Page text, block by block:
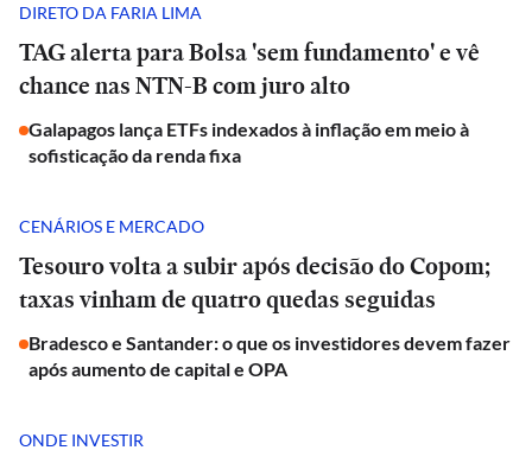
DIRETO DA FARIA LIMA
TAG alerta para Bolsa 'sem fundamento' e vê
chance nas NTN-B com juro alto
Galapagos lança ETFs indexados à inflação em meio à
sofisticação da renda fixa
CENÁRIOS E MERCADO
Tesouro volta a subir após decisão do Copom;
taxas vinham de quatro quedas seguidas
Bradesco e Santander: o que os investidores devem fazer
após aumento de capital e OPA
ONDE INVESTIR